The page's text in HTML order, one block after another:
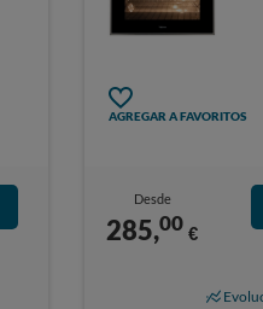
AGREGAR A FAVORITOS
Desde
285,00 €